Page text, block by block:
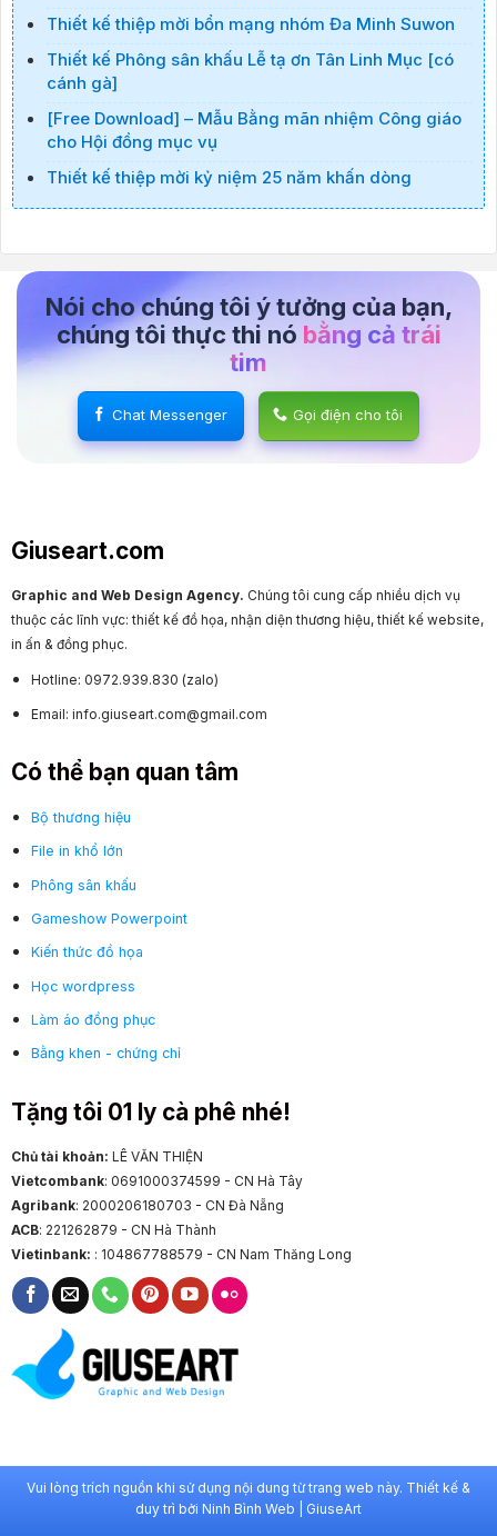
Thiết kế thiệp mời bổn mạng nhóm Đa Minh Suwon
Thiết kế Phông sân khấu Lễ tạ ơn Tân Linh Mục [có
cánh gà]
[Free Download] – Mẫu Bằng mãn nhiệm Công giáo
cho Hội đồng mục vụ
Thiết kế thiệp mời kỷ niệm 25 năm khấn dòng
Nói cho chúng tôi ý tưởng của bạn,
chúng tôi thực thi nó bằng cả trái
tim
Chat Messenger Gọi điện cho tôi
Giuseart.com
Graphic and Web Design Agency. Chúng tôi cung cấp nhiều dịch vụ
thuộc các lĩnh vực: thiết kế đồ họa, nhận diện thương hiệu, thiết kế website,
in ấn & đồng phục.
Hotline: 0972.939.830 (zalo)
Email: info.giuseart.com@gmail.com
Có thể bạn quan tâm
Bộ thương hiệu
File in khổ lớn
Phông sân khấu
Gameshow Powerpoint
Kiến thức đồ họa
Học wordpress
Làm áo đồng phục
Bằng khen - chứng chỉ
Tặng tôi 01 ly cà phê nhé!
Chủ tài khoản: LÊ VĂN THIỆN
Vietcombank: 0691000374599 - CN Hà Tây
Agribank: 2000206180703 - CN Đà Nẵng
ACB: 221262879 - CN Hà Thành
Vietinbank: : 104867788579 - CN Nam Thăng Long
Vui lòng trích nguồn khi sử dụng nội dung từ trang web này. Thiết kế &
duy trì bởi Ninh Bình Web GiuseArt